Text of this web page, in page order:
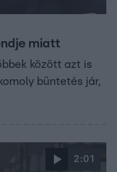
miatt
között azt is
büntetés jár,
2:01